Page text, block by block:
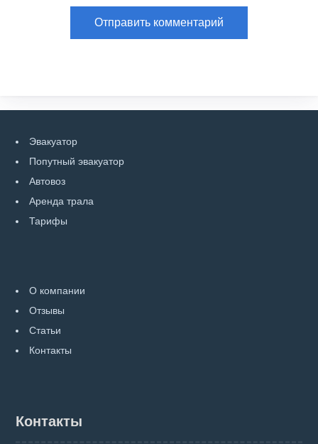
Эвакуатор
Попутный эвакуатор
Автовоз
Аренда трала
Тарифы
О компании
Отзывы
Статьи
Контакты
Контакты